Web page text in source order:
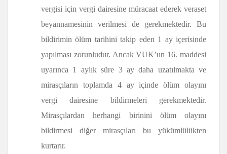
vergisi için vergi dairesine müracaat ederek veraset
beyannamesinin verilmesi de gerekmektedir. Bu
bildirimin ölüm tarihini takip eden 1 ay içerisinde
yapılması zorunludur. Ancak VUK’un 16. maddesi
uyarınca 1 aylık süre 3 ay daha uzatılmakta ve
mirasçıların toplamda 4 ay içinde ölüm olayını
vergi dairesine bildirmeleri gerekmektedir.
Mirasçılardan herhangi birinini ölüm olayını
bildirmesi diğer mirasçıları bu yükümlülükten
kurtarır.